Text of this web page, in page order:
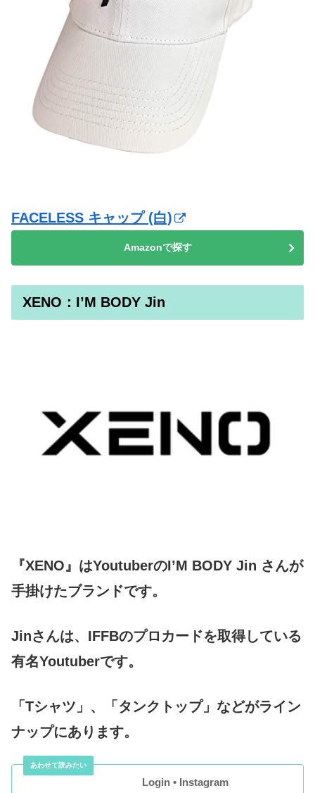
FACELESS キャップ (白)
Amazonで探す
XENO：I’M BODY Jin
『XENO』はYoutuberのI’M BODY Jin さんが
手掛けたブランドです。
Jinさんは、IFFBのプロカードを取得している
有名Youtuberです。
「Tシャツ」、「タンクトップ」などがライン
ナップにあります。
Login • Instagram